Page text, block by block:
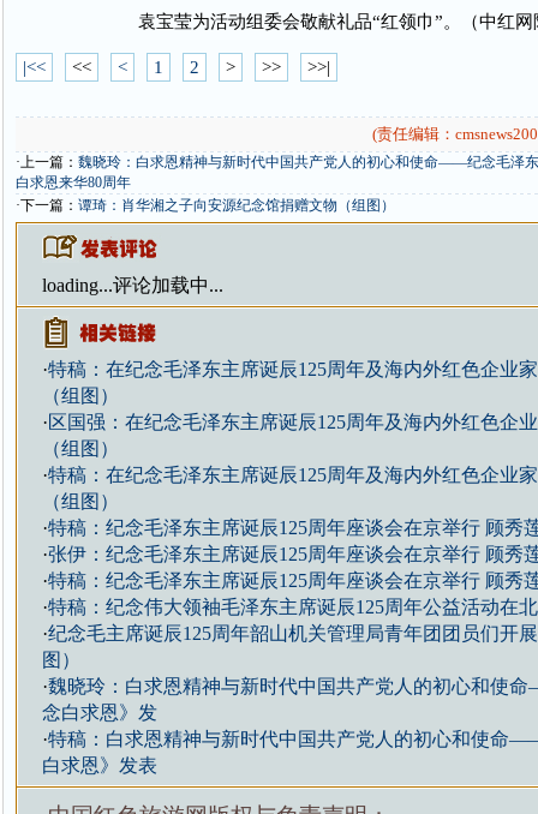
袁宝莹为活动组委会敬献礼品“红领巾”。（中红
|<< << < 1 2 > >> >>|
(责任编辑：
·上一篇： 魏晓玲：白求恩精神与新时代中国共产党人的初心和使命——纪念毛泽
白求恩来华80周年
·下一篇： 谭琦：肖华湘之子向安源纪念馆捐赠文物（组图）
loading...评论加载中...
·特稿：在纪念毛泽东主席诞辰125周年及海内外红色企业
（组图）
·区国强：在纪念毛泽东主席诞辰125周年及海内外红色企
（组图）
·特稿：在纪念毛泽东主席诞辰125周年及海内外红色企业
（组图）
·特稿：纪念毛泽东主席诞辰125周年座谈会在京举行 顾秀
·张伊：纪念毛泽东主席诞辰125周年座谈会在京举行 顾秀
·特稿：纪念毛泽东主席诞辰125周年座谈会在京举行 顾秀
·特稿：纪念伟大领袖毛泽东主席诞辰125周年公益活动在
·纪念毛主席诞辰125周年韶山机关管理局青年团团员们开
图）
·魏晓玲：白求恩精神与新时代中国共产党人的初心和使
念白求恩》发
·特稿：白求恩精神与新时代中国共产党人的初心和使命
白求恩》发表